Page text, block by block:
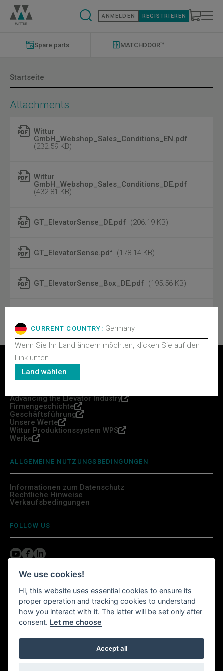
Direkt
zum
Inhalt
ANMELDEN REGISTRIEREN
Spare parts MATCHDOOR™
Startseite
Attachments
Wittur
GmbH_Webshop_Sales_Conditions_EN.pdf
(232.59 KB)
Wittur
GmbH_Webshop_Sales_Conditions_DE.pdf
(432.81 KB)
GT_ElevatorSense_DE.pdf (206.19 KB)
GT_ElevatorSense.pdf (178.14 KB)
GT_ElevatorSense_Box_DE.pdf (195.56 KB)
WITTUR-GRUPPE
Advancing the Elevator Industry
Firmengeschichte
Geschäftsführung
Unsere Werte
Wittur Produktionssystem WPS
Werke
ALLGEMEINE NUTZUNGSBEDINGUNGEN
Informationen zum Datenschutz
Rechtliche Hinweise
Verkaufsbedingungen
FOLLOW US
INSTALLIEREN SIE DIE WITTURSHOP APP
Shoppen Sie von überall aus!
Der Witturshop ist überall auf Ihrem Smartphone
CURRENT COUNTRY: Germany
Wenn Sie Ihr Land ändern möchten, klicken Sie auf den
Link unten.
Land wählen
We use cookies!
Hi, this website uses essential cookies to ensure its
proper operation and tracking cookies to understand
how you interact with it. The latter will be set only after
consent. Let me choose
Accept all